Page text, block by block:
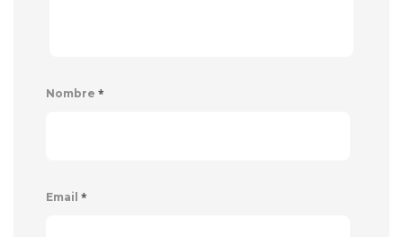
Nombre *
Email *